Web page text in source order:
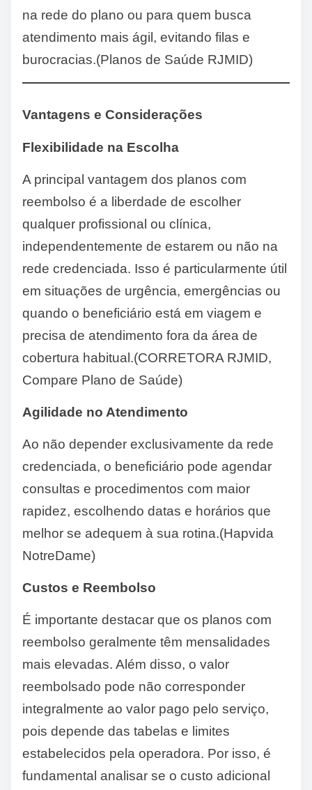
na rede do plano ou para quem busca
atendimento mais ágil, evitando filas e
burocracias.(Planos de Saúde RJMID)
Vantagens e Considerações
Flexibilidade na Escolha
A principal vantagem dos planos com
reembolso é a liberdade de escolher
qualquer profissional ou clínica,
independentemente de estarem ou não na
rede credenciada. Isso é particularmente útil
em situações de urgência, emergências ou
quando o beneficiário está em viagem e
precisa de atendimento fora da área de
cobertura habitual.(CORRETORA RJMID,
Compare Plano de Saúde)
Agilidade no Atendimento
Ao não depender exclusivamente da rede
credenciada, o beneficiário pode agendar
consultas e procedimentos com maior
rapidez, escolhendo datas e horários que
melhor se adequem à sua rotina.(Hapvida
NotreDame)
Custos e Reembolso
É importante destacar que os planos com
reembolso geralmente têm mensalidades
mais elevadas. Além disso, o valor
reembolsado pode não corresponder
integralmente ao valor pago pelo serviço,
pois depende das tabelas e limites
estabelecidos pela operadora. Por isso, é
fundamental analisar se o custo adicional